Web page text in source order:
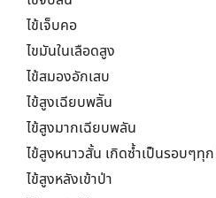
ไข้เจ็บคอ
ไขมันในเลือดสูง
ไข้สมองอักเสบ
ไข้สูงเฉียบพลิัน
ไข้สูงมากเฉียบพลัน
ไข้สูงหนาวสั้น เกิดซ้ำเป็นรอบๆทุ
ไข้สูงหลังเข้าป่า